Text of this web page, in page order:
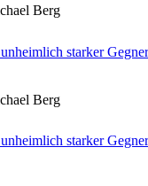
Berg
starker
Berg
starker